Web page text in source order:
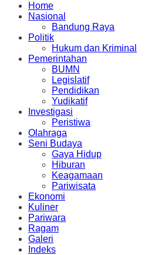
Home
Nasional
Bandung Raya
Politik
Hukum dan Kriminal
Pemerintahan
BUMN
Legislatif
Pendidikan
Yudikatif
Investigasi
Peristiwa
Olahraga
Seni Budaya
Gaya Hidup
Hiburan
Keagamaan
Pariwisata
Ekonomi
Kuliner
Pariwara
Ragam
Galeri
Indeks